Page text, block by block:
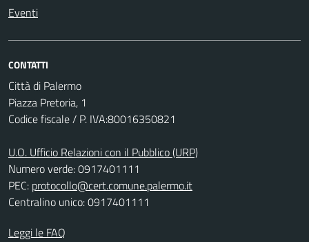
Eventi
CONTATTI
Città di Palermo
Piazza Pretoria, 1
Codice fiscale / P. IVA:80016350821
U.O. Ufficio Relazioni con il Pubblico (URP)
Numero verde: 0917401111
PEC: protocollo@cert.comune.palermo.it
Centralino unico: 0917401111
Leggi le FAQ